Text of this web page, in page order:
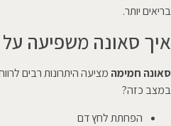
בריאים יותר.
איך סאונה משפיעה
סאונה חמימה מציעה היתרונות רבים
במצב כזה?
הפחתת לחץ דם